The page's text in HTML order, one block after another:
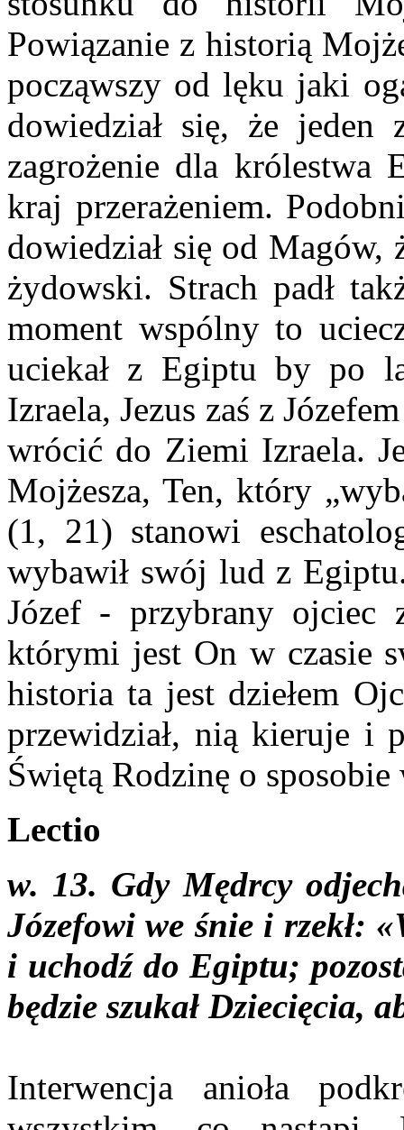
Powiązanie z historią
począwszy od lęku jaki
dowiedział się, że jeden
zagrożenie dla królestwa
kraj przerażeniem.
dowiedział się od Magów,
żydowski. Strach padł
moment wspólny to
uciekał z Egiptu by po
Izraela, Jezus zaś z
wrócić do Ziemi Izraela.
Mojżesza, Ten, który
(1, 21) stanowi
wybawił swój lud z
Józef - przybrany ojciec
którymi jest On w czasie
historia ta jest dziełem
przewidział, nią kieruje i
Świętą Rodzinę o
Lectio
w. 13. Gdy Mędrcy
Józefowi we śnie i rzekł:
i uchodź do Egiptu;
będzie szukał Dziecięcia,
Interwencja anioła